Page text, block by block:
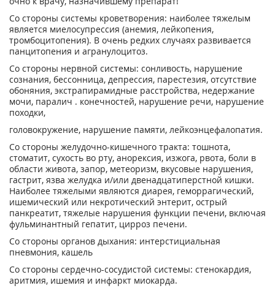
Со стороны системы кроветворения: наиболее тяжелым
является миелосупрессия (анемия, лейкопения,
тромбоцитопения). В очень редких случаях развивается
панцитопения и агранулоцитоз.
Со стороны нервной системы: сонливость, нарушение
сознания, бессонница, депрессия, парестезия, отсутствие
обоняния, экстрапирамидные расстройства, недержание
мочи, паралич . конечностей, нарушение речи, нарушение
походки,
головокружение, нарушение памяти, лейкоэнцефалопатия.
Со стороны желудочно-кишечного тракта: тошнота,
стоматит, сухость во рту, анорексия, изжога, рвота, боли в
области живота, запор, метеоризм, вкусовые нарушения,
гастрит, язва желудка и/или двенадцатиперстной кишки.
Наиболее тяжелыми являются диарея, геморрагический,
ишемический или некротический энтерит, острый
панкреатит, тяжелые нарушения функции печени, включая
фульминантный гепатит, цирроз печени.
Со стороны органов дыхания: интерстициальная
пневмония, кашель
Со стороны сердечно-сосудистой системы: стенокардия,
аритмия, ишемия и инфаркт миокарда.